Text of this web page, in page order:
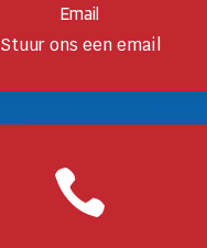
Email
Stuur ons een email
